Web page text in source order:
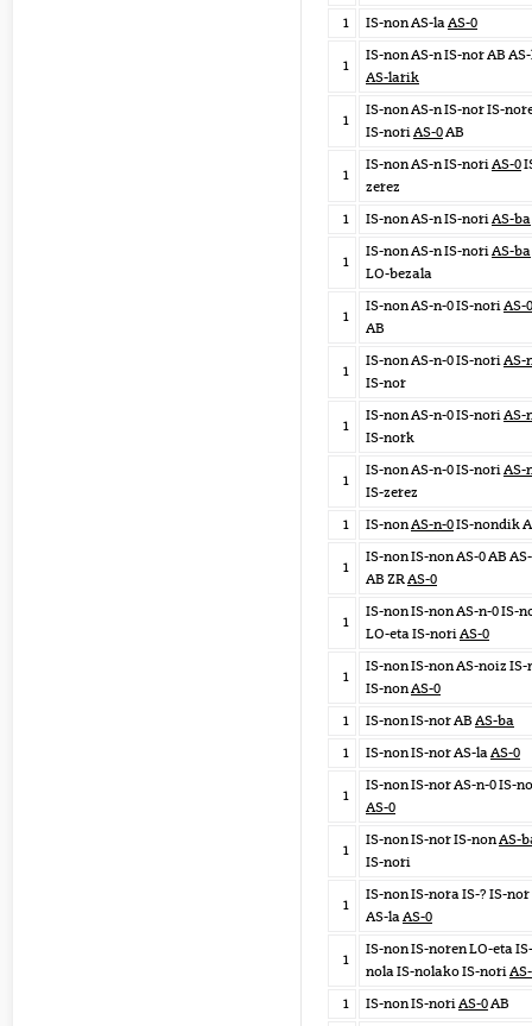
1
IS-non AS-laAS-0
1
IS-non AS-n IS-nor AB
AS-larik
1
IS-non AS-n IS-nor IS-
IS-noriAS-0AB
1
IS-non AS-n IS-noriAS-0
zerez
1
IS-non AS-n IS-noriAS-ba
1
IS-non AS-n IS-noriAS-ba
LO-bezala
1
IS-non AS-n-0 IS-noriAS-0
AB
1
IS-non AS-n-0 IS-noriAS-
IS-nor
1
IS-non AS-n-0 IS-noriAS-
IS-nork
1
IS-non AS-n-0 IS-noriAS-
IS-zerez
1
IS-nonAS-n-0IS-nondik
1
IS-non IS-non AS-0 AB
AB ZRAS-0
1
IS-non IS-non AS-n-0 IS-
LO-eta IS-noriAS-0
1
IS-non IS-non AS-noiz IS-
IS-nonAS-0
1
IS-non IS-nor AB AS-ba
1
IS-non IS-nor AS-laAS-0
1
IS-non IS-nor AS-n-0 IS-
AS-0
1
IS-non IS-nor IS-nonAS-
IS-nori
1
IS-non IS-nora IS-? IS-nor
AS-laAS-0
1
IS-non IS-noren LO-eta IS-
nola IS-nolako IS-nori
1
IS-non IS-noriAS-0AB